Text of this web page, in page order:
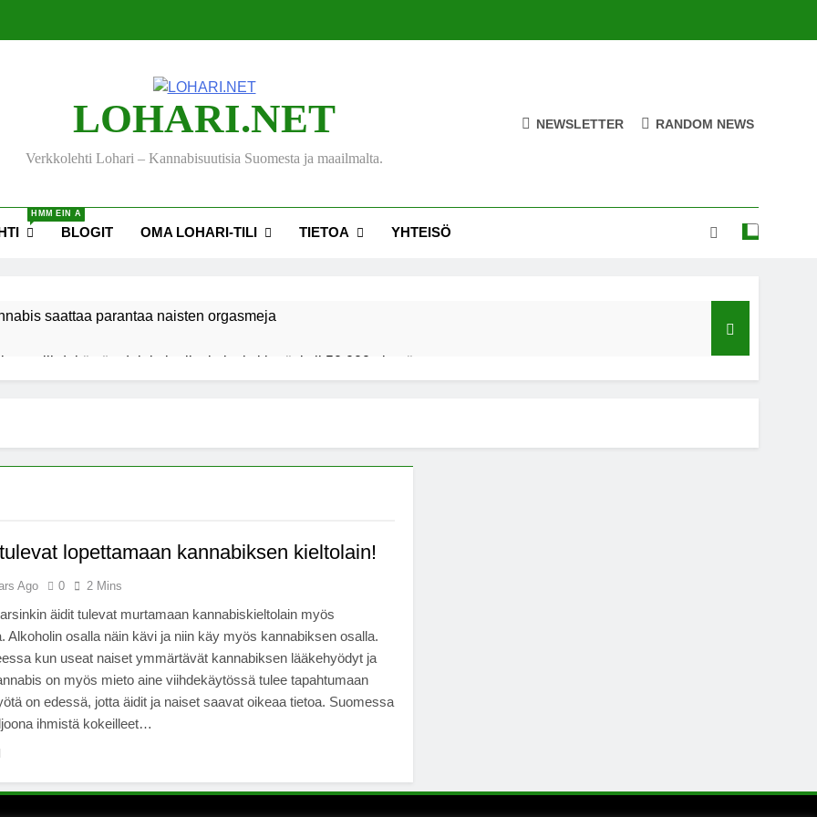
LOHARI.NET
Verkkolehti Lohari – Kannabisuutisia Suomesta ja maailmalta.
NEWSLETTER RANDOM NEWS
HMM EIN A
BLOGIT OMA LOHARI-TILI TIETOA YHTEISÖ
saattaa parantaa naisten orgasmeja
viihdekäytön dekriminalisoimiseksi keräsi yli 50 000 nimeä
-säätiö lääkekannabistutkimusten kannalla
kannabiksen viihdekäytön laillistamisesta
lopettamaan kannabiksen kieltolain!
Ago 0 2 Mins
äidit tulevat murtamaan kannabiskieltolain myös
Alkoholin osalla näin kävi ja niin käy myös kannabiksen osalla.
kun useat naiset ymmärtävät kannabiksen lääkehyödyt ja
on myös mieto aine viihdekäytössä tulee tapahtumaan
on edessä, jotta äidit ja naiset saavat oikeaa tietoa. Suomessa
ihmistä kokeilleet…